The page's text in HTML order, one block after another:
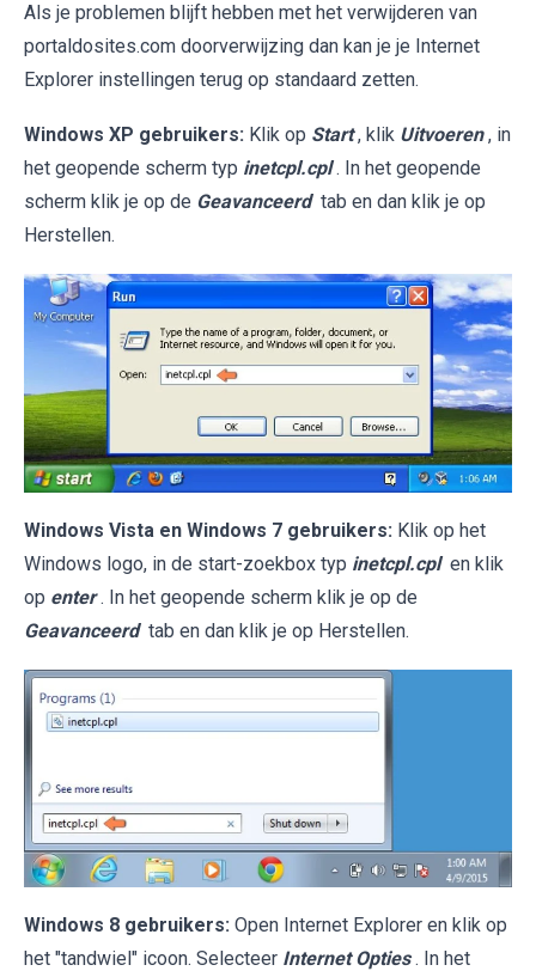
Als je problemen blijft hebben met het verwijderen van
portaldosites.com doorverwijzing dan kan je je Internet
Explorer instellingen terug op standaard zetten.
Windows XP gebruikers: Klik op Start , klik Uitvoeren , in
het geopende scherm typ inetcpl.cpl . In het geopende
scherm klik je op de Geavanceerd tab en dan klik je op
Herstellen.
Windows Vista en Windows 7 gebruikers: Klik op het
Windows logo, in de start-zoekbox typ inetcpl.cpl en klik
op enter . In het geopende scherm klik je op de
Geavanceerd tab en dan klik je op Herstellen.
Windows 8 gebruikers: Open Internet Explorer en klik op
het "tandwiel" icoon. Selecteer Internet Opties . In het